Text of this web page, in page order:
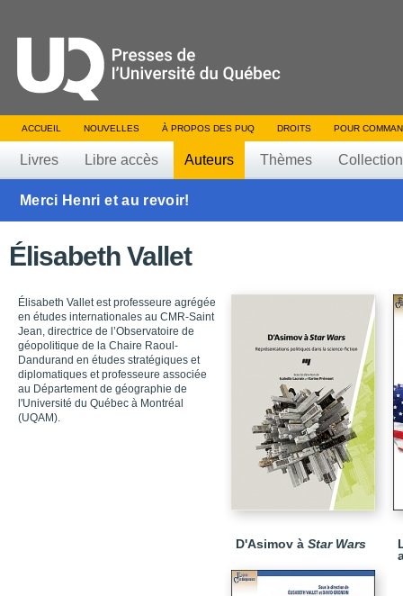
ACCUEIL NOUVELLES À PROPOS DES PUQ DROITS POUR
Livres Libre accès Auteurs Thèmes
Merci Henri et au revoir!
Élisabeth Vallet
Élisabeth Vallet est professeure agrégée
en études internationales au CMR-Saint
Jean, directrice de l’Observatoire de
géopolitique de la Chaire Raoul-
Dandurand en études stratégiques et
diplomatiques et professeure associée
au Département de géographie de
l'Université du Québec à Montréal
(UQAM).
D'Asimov à Star Wars